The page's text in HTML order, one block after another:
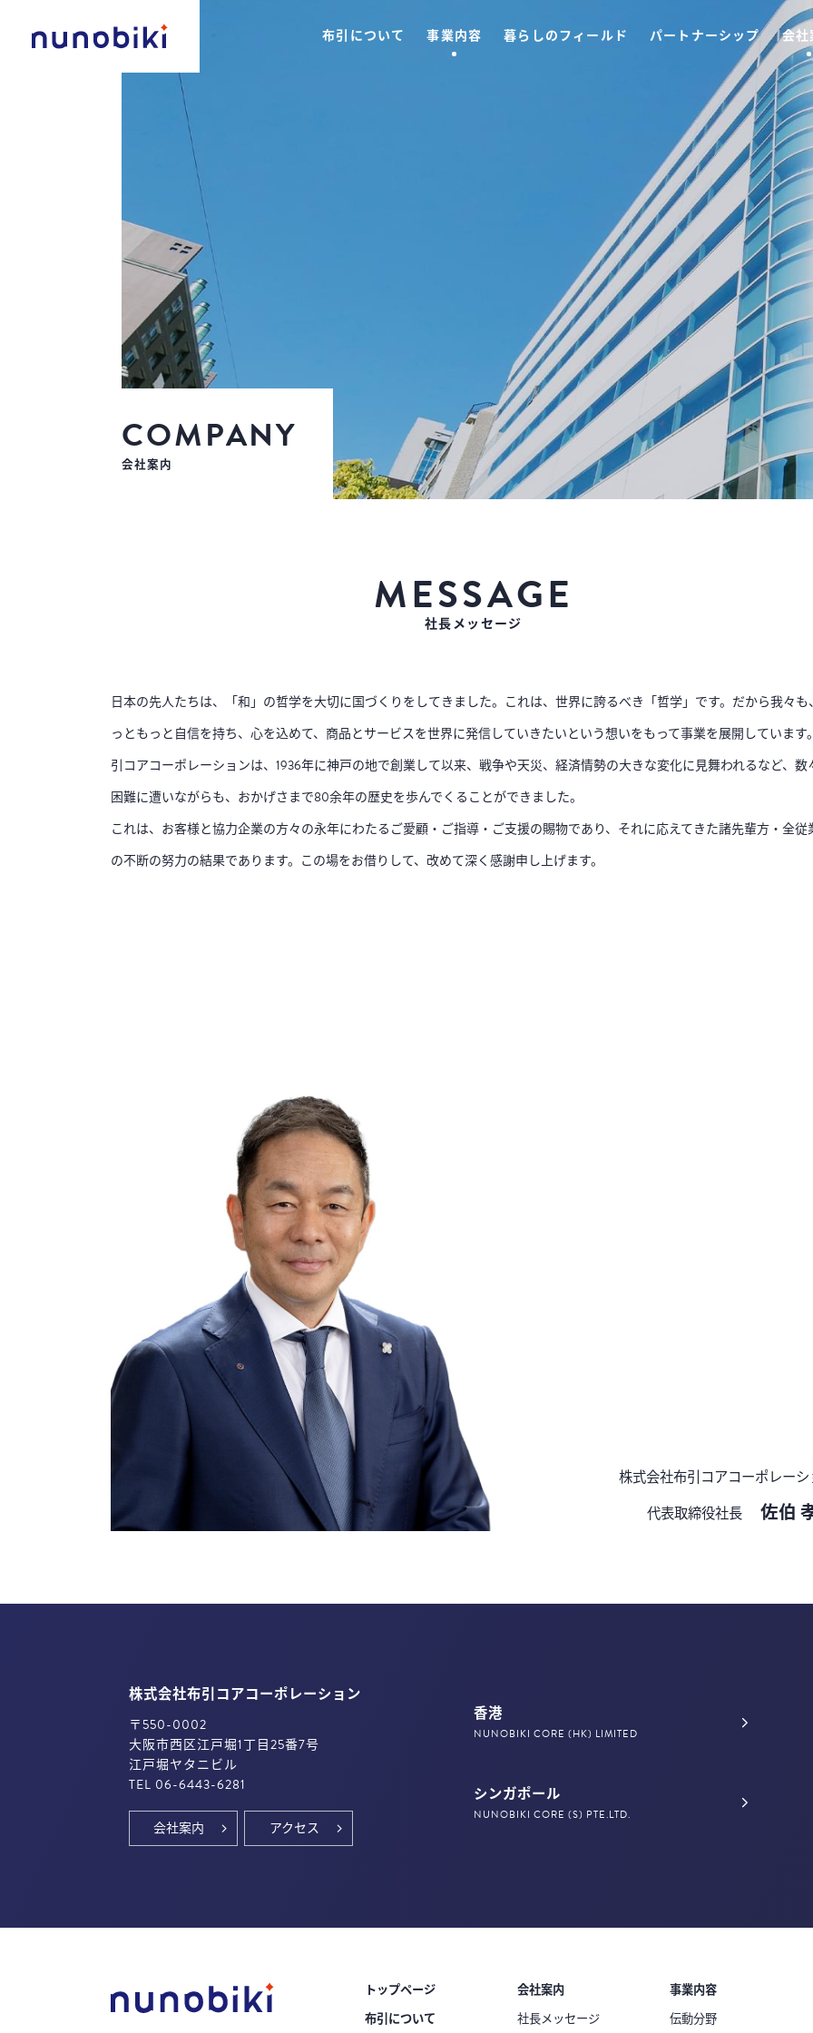
布引について 事業内容 暮らしのフィールド パートナーシップ 会社
COMPANY
会社案内
MESSAGE
社長メッセージ
日本の先人たちは、「和」の哲学を大切に国づくりをしてきました。これは、世界に誇るべき「哲学」です。だから我々も
っともっと自信を持ち、心を込めて、商品とサービスを世界に発信していきたいという想いをもって事業を展開しています
引コアコーポレーションは、1936年に神戸の地で創業して以来、戦争や天災、経済情勢の大きな変化に見舞われるなど、数
困難に遭いながらも、おかげさまで80余年の歴史を歩んでくることができました。
これは、お客様と協力企業の方々の永年にわたるご愛顧・ご指導・ご支援の賜物であり、それに応えてきた諸先輩方・全従
の不断の努力の結果であります。この場をお借りして、改めて深く感謝申し上げます。
株式会社布引コアコーポレーシ
代表取締役社長
佐伯
株式会社布引コアコーポレーション
〒550-0002
大阪市西区江戸堀1丁目25番7号
江戸堀ヤタニビル
TEL 06-6443-6281
会社案内 アクセス
香港
NUNOBIKI CORE (HK) LIMITED
シンガポール
NUNOBIKI CORE (S) PTE.LTD.
トップページ
布引について
会社案内
社長メッセージ
事業内容
伝動分野